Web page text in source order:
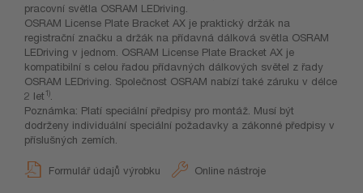
pracovní světla OSRAM LEDriving.
OSRAM License Plate Bracket AX je praktický držák na
registrační značku a držák na přídavná dálková světla OSRAM
LEDriving v jednom. OSRAM License Plate Bracket AX je
kompatibilní s celou řadou přídavných dálkových světel z řady
OSRAM LEDriving. Společnost OSRAM nabízí také záruku v délce
2 let1)
Poznámka: Platí speciální předpisy pro montáž. Musí být
dodrženy individuální speciální požadavky a zákonné předpisy v
příslušných zemích.
Formulář údajů výrobku Online nástroje